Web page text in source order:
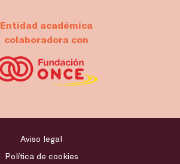
Entidad académica
colaboradora con
Aviso legal
Política de cookies